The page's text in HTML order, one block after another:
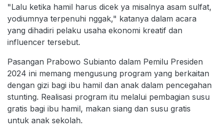
"Lalu ketika hamil harus dicek ya misalnya asam sulfat,
yodiumnya terpenuhi nggak," katanya dalam acara
yang dihadiri pelaku usaha ekonomi kreatif dan
influencer tersebut.
Pasangan Prabowo Subianto dalam Pemilu Presiden
2024 ini memang mengusung program yang berkaitan
dengan gizi bagi ibu hamil dan anak dalam pencegahan
stunting. Realisasi program itu melalui pembagian susu
gratis bagi ibu hamil, makan siang dan susu gratis
untuk anak sekolah.